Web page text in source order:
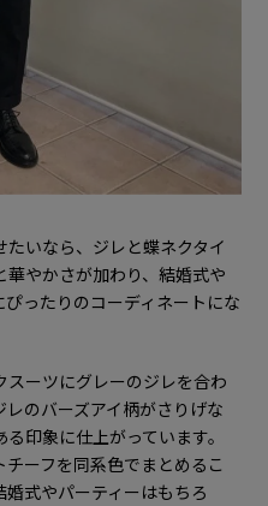
いなら、ジレと蝶ネクタイ
やかさが加わり、結婚式や
ったりのコーディネートにな
ーツにグレーのジレを合わ
のバーズアイ柄がさりげな
印象に仕上がっています。
ーフを同系色でまとめるこ
式やパーティーはもちろ